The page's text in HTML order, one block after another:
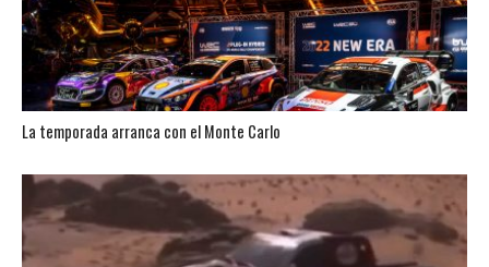
La temporada arranca con el Monte Carlo